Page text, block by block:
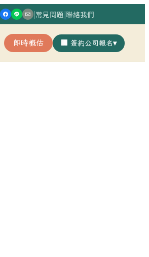
|常見問題|聯絡我們
即時概估 🏢 簽約公司報名▾